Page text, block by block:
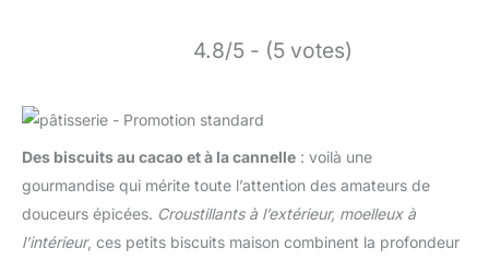
4.8/5 - (5 votes)
Des biscuits au cacao et à la cannelle : voilà une
gourmandise qui mérite toute l’attention des amateurs de
douceurs épicées. Croustillants à l’extérieur, moelleux à
l’intérieur, ces petits biscuits maison combinent la profondeur